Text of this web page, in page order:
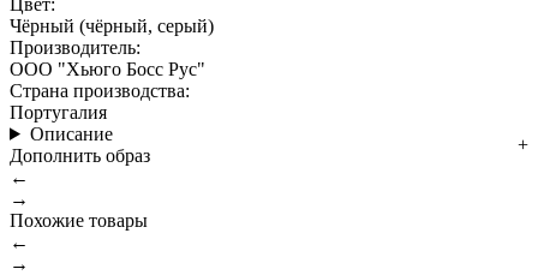
Чёрный (чёрный, серый)
Производитель:
ООО "Хьюго Босс Рус"
Страна производства:
Португалия
Описание
Дополнить образ
←
→
Похожие товары
←
→